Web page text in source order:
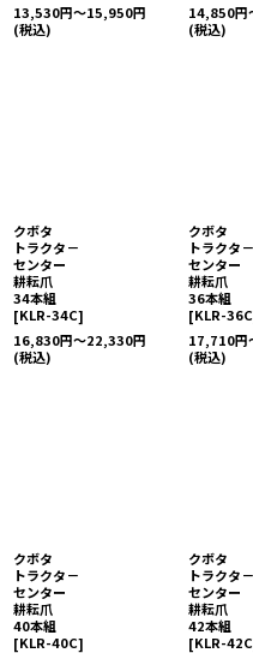
13,530円～15,950円
(税込)
14,850円
(税込)
クボタ
トラクタ－
センター
耕耘爪
34本組
[KLR-34C]
16,830円～22,330円
(税込)
クボタ
トラクタ－
センター
耕耘爪
36本組
[KLR-36C
17,710円
(税込)
クボタ
トラクタ－
センター
耕耘爪
40本組
[KLR-40C]
クボタ
トラクタ－
センター
耕耘爪
42本組
[KLR-42C